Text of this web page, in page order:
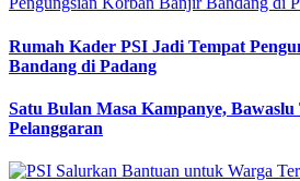
Rumah Kader PSI Jadi Tempat
Bandang di Padang
Satu Bulan Masa Kampanye,
Pelanggaran